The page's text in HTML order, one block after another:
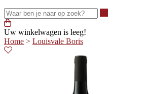
Uw winkelwagen is leeg!
Home > Louisvale Boris